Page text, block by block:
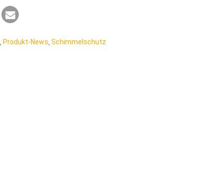
Produkt-News Schimmelschutz